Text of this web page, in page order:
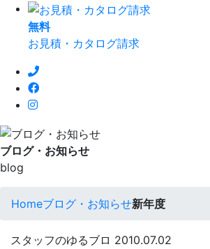
無料
お見積・カタログ請求
ブログ・お知らせ
blog
Homeブログ・お知らせ新年度
スタッフのゆるブロ 2010.07.02